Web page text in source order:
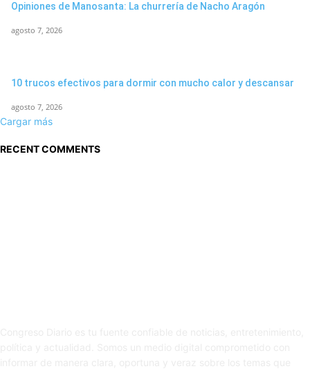
Opiniones de Manosanta: La churrería de Nacho Aragón
agosto 7, 2026
10 trucos efectivos para dormir con mucho calor y descansar
agosto 7, 2026
Cargar más
RECENT COMMENTS